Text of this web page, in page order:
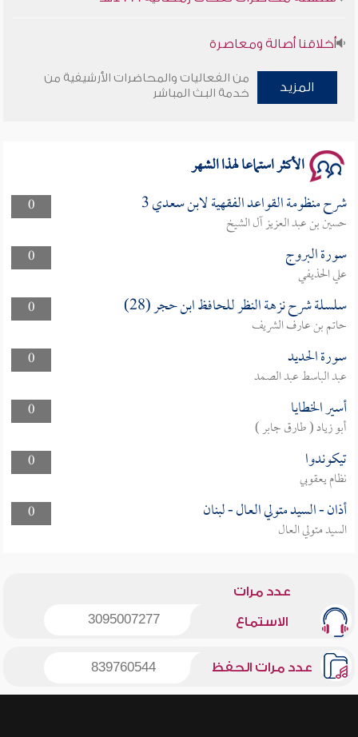
أخلاقنا أصالة ومعاصرة
وأمنهم من خوف 9
المزيد
من الفعاليات والمحاضرات الأرشيفية من
خدمة البث المباشر
الأكثر استماعا لهذا الشهر
0 شرح منظومة القواعد الفقهية لابن سعدي 3
حسين بن عبد العزيز آل الشيخ
0
سورة البروج
علي الحذيفي
0
سلسلة شرح نزهة النظر للحافظ ابن حجر (28)
حاتم بن عارف الشريف
0
سورة الحديد
عبد الباسط عبد الصمد
0
أسير الخطايا
أبو زياد ( طارق جابر )
0
تيكوندوا
نظام يعقوبي
0
أذان - السيد متولي العال - لبنان
السيد متولي العال
عدد مرات
الاستماع 3095007277
عدد مرات الحفظ 839760544